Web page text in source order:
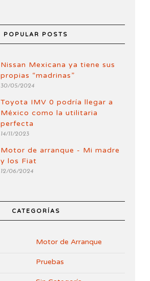
POPULAR POSTS
Nissan Mexicana ya tiene sus
propias “madrinas”
30/05/2024
Toyota IMV 0 podría llegar a
México como la utilitaria
perfecta
14/11/2023
Motor de arranque - Mi madre
y los Fiat
12/06/2024
CATEGORÍAS
Motor de Arranque
Pruebas